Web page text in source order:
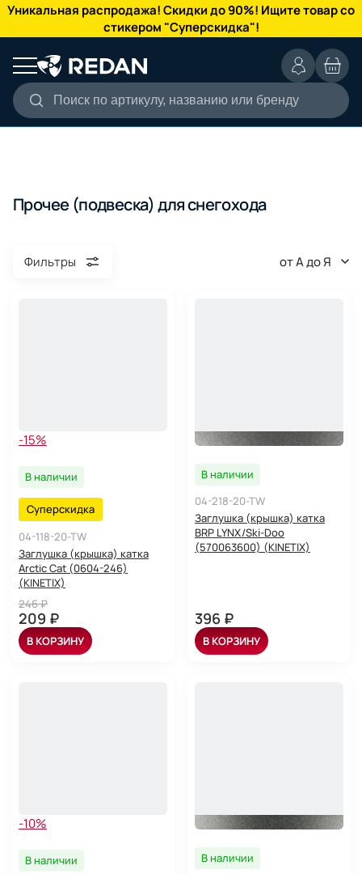
Уникальная распродажа! Скидки до 90%! Ищите товар со
стикером "Суперскидка"!
Поиск по артикулу, названию или бренду
КАТАЛОГ
Прочее (подвеска) для снегохода
Фильтры от А до Я
-15%
В наличии
Суперскидка
04-118-20-TW
Заглушка (крышка) катка
Arctic Cat (0604-246)
(KINETIX)
246 ₽
209 ₽
В КОРЗИНУ
В наличии
04-218-20-TW
Заглушка (крышка) катка
BRP LYNX/Ski-Doo
(570063600) (KINETIX)
396 ₽
В КОРЗИНУ
-10%
В наличии
В наличии